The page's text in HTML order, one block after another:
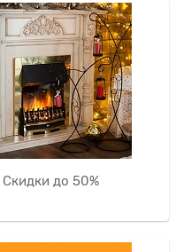
Скидки до 50%